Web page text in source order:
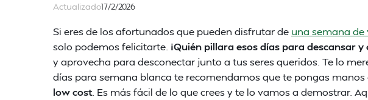
Actualizado17/2/2026
Si eres de los afortunados que pueden disfrutar de una semana de
solo podemos felicitarte. ¡Quién pillara esos días para descansar
y aprovecha para desconectar junto a tus seres queridos. Te lo
días para semana blanca te recomendamos que te pongas
low cost. Es más fácil de lo que crees y te lo vamos a demostrar.